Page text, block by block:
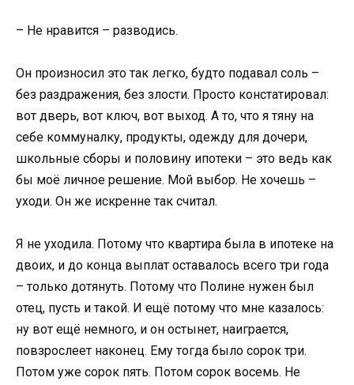
– Не нравится – разводись.
Он произносил это так легко, будто подавал соль –
без раздражения, без злости. Просто констатировал:
вот дверь, вот ключ, вот выход. А то, что я тяну на
себе коммуналку, продукты, одежду для дочери,
школьные сборы и половину ипотеки – это ведь как
бы моё личное решение. Мой выбор. Не хочешь –
уходи. Он же искренне так считал.
Я не уходила. Потому что квартира была в ипотеке на
двоих, и до конца выплат оставалось всего три года
– только дотянуть. Потому что Полине нужен был
отец, пусть и такой. И ещё потому что мне казалось:
ну вот ещё немного, и он остынет, наиграется,
повзрослеет наконец. Ему тогда было сорок три.
Потом уже сорок пять. Потом сорок восемь. Не